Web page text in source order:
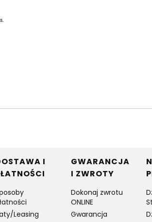
I
Leasing
GWARANCJA
I ZWROTY
Dokonaj zwrotu
ONLINE
Gwarancja